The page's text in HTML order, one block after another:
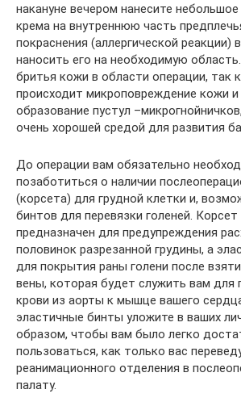
накануне вечером нанесите
крема на внутреннюю часть
покраснения (аллергической реакции)
наносить его на необходимую
бритья кожи в области операции, так
происходит микроповреждение кожи
образование пустул
очень хорошей средой для развития
До операции вам обязательно
позаботиться о наличии
(корсета) для грудной клетки и,
бинтов для перевязки голеней.
предназначен для предупреждения
половинок разрезанной грудины, а
для покрытия раны голени после
вены, которая будет служить вам для
крови из аорты к мышце вашего
эластичные бинты уложите в ваших
образом, чтобы вам было легко
пользоваться, как только вас
реанимационного отделения в
палату.